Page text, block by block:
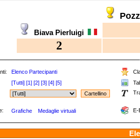
Biava Pierluigi
2
Elenco Partecipanti
[Tutti] [1] [2] [3] [4] [5]
Grafiche Medaglie virtuali E-